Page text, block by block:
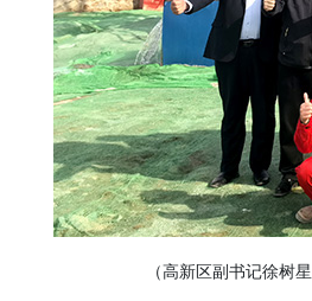
（高新区副书记徐树